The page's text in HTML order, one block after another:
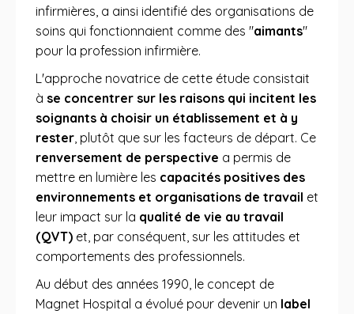
infirmières, a ainsi identifié des organisations de
soins qui fonctionnaient comme des "aimants"
pour la profession infirmière.
L'approche novatrice de cette étude consistait
à se concentrer sur les raisons qui incitent les
soignants à choisir un établissement et à y
rester, plutôt que sur les facteurs de départ. Ce
renversement de perspective a permis de
mettre en lumière les capacités positives des
environnements et organisations de travail et
leur impact sur la qualité de vie au travail
(QVT) et, par conséquent, sur les attitudes et
comportements des professionnels.
Au début des années 1990, le concept de
Magnet Hospital a évolué pour devenir un label